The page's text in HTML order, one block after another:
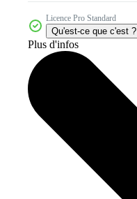
Licence Pro Standard
Qu'est-ce que c'est ?
Plus d'infos